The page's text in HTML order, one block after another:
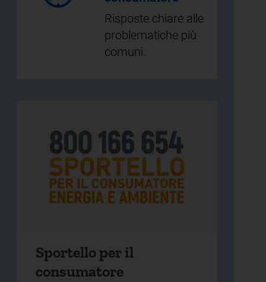
Risposte chiare alle
problematiche più
comuni.
Sportello per il
consumatore